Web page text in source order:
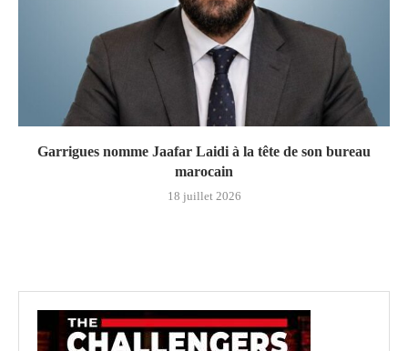
Garrigues nomme Jaafar Laidi à la tête de son bureau
marocain
18 juillet 2026